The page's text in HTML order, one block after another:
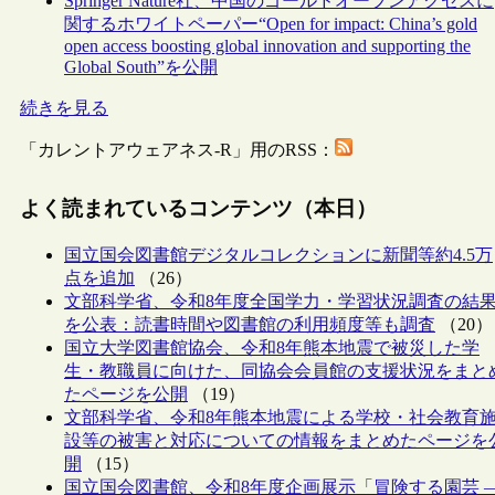
関するホワイトペーパー“Open for impact: China’s gold
open access boosting global innovation and supporting the
Global South”を公開
続きを見る
「カレントアウェアネス-R」用のRSS：
よく読まれているコンテンツ（本日）
国立国会図書館デジタルコレクションに新聞等約4.5万
点を追加 （26）
文部科学省、令和8年度全国学力・学習状況調査の結
を公表：読書時間や図書館の利用頻度等も調査 （20）
国立大学図書館協会、令和8年熊本地震で被災した学
生・教職員に向けた、同協会会員館の支援状況をまと
たページを公開
（19）
文部科学省、令和8年熊本地震による学校・社会教育
設等の被害と対応についての情報をまとめたページを
開
（15）
国立国会図書館、令和8年度企画展示「冒険する園芸